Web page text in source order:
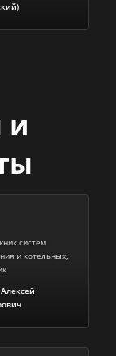
и
систем
и котельных,